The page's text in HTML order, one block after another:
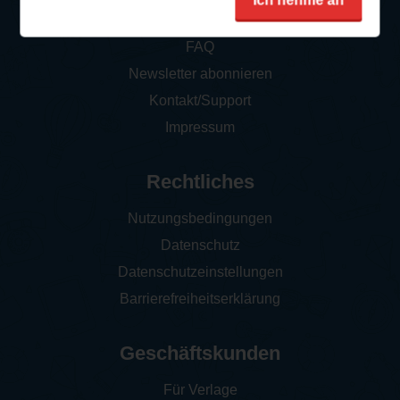
So funktioniert‘s
FAQ
Newsletter abonnieren
Kontakt/Support
Impressum
Rechtliches
Nutzungsbedingungen
Datenschutz
Datenschutzeinstellungen
Barrierefreiheitserklärung
Geschäftskunden
Für Verlage